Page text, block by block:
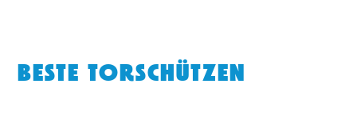
BESTE TORSCHÜTZEN